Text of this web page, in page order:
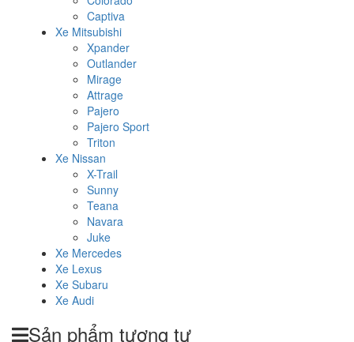
Captiva
Xe Mitsubishi
Xpander
Outlander
Mirage
Attrage
Pajero
Pajero Sport
Triton
Xe Nissan
X-Trail
Sunny
Teana
Navara
Juke
Xe Mercedes
Xe Lexus
Xe Subaru
Xe Audi
Sản phẩm tương tự